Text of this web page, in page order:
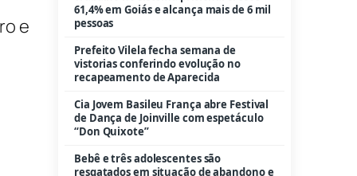
e
Centro de Apoio ao Romeiro inicia
atendimento 24 horas na Romaria 2026
Ponte Quincas Mariano começa a ser
restaurada na divisa entre Goiás e
Minas Gerais
“A mão do governo continuará forte
contra o crime”, diz Daniel Vilela
durante entregas para segurança
pública